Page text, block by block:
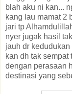
blah aku ni kan...
kang lau mamat 2
jari tp
nyer jugak hasil
jauh dr
kan dh tak sempat
dengan perasaan
destinasi yang